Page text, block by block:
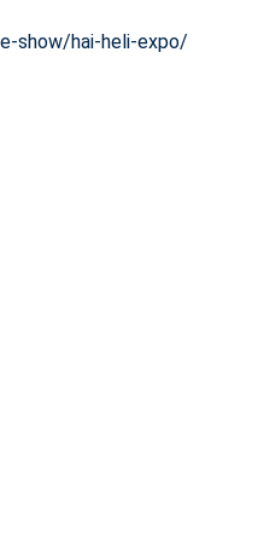
show/hai-heli-expo/